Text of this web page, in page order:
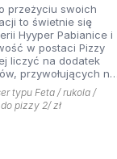
przeżyciu swoich
to świetnie się
w postaci Pizzy
liczyć na dodatek
przywołujących na
ciepły klimat - ser
smak doskonale
czerwoną cebulką,
Jest to pizza
typu Feta / rukola /
pizzy 2/ zł